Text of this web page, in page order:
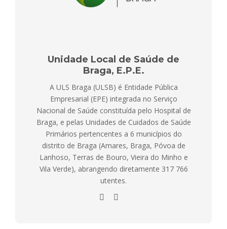
Unidade Local de Saúde de
Braga, E.P.E.
A ULS Braga (ULSB) é Entidade Pública
Empresarial (EPE) integrada no Serviço
Nacional de Saúde constituída pelo Hospital de
Braga, e pelas Unidades de Cuidados de Saúde
Primários pertencentes a 6 municípios do
distrito de Braga (Amares, Braga, Póvoa de
Lanhoso, Terras de Bouro, Vieira do Minho e
Vila Verde), abrangendo diretamente 317 766
utentes.